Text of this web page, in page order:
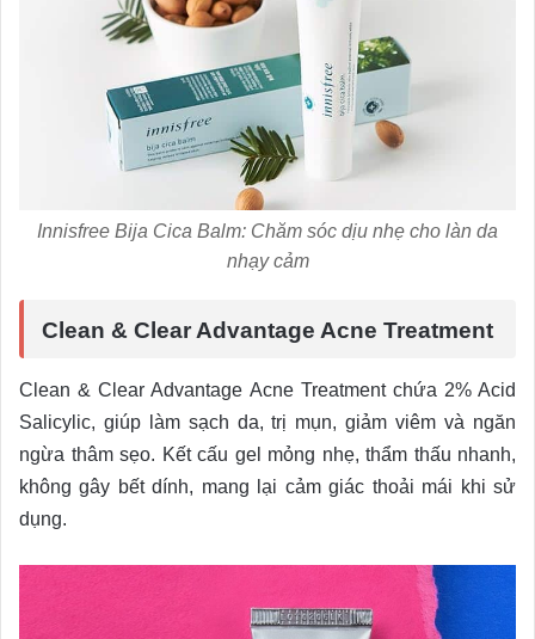
Innisfree Bija Cica Balm: Chăm sóc dịu nhẹ cho làn da
nhạy cảm
Clean & Clear Advantage Acne Treatment
Clean & Clear Advantage Acne Treatment chứa 2% Acid
Salicylic, giúp làm sạch da, trị mụn, giảm viêm và ngăn
ngừa thâm sẹo. Kết cấu gel mỏng nhẹ, thẩm thấu nhanh,
không gây bết dính, mang lại cảm giác thoải mái khi sử
dụng.